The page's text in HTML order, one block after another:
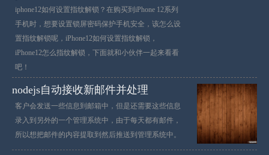
iphone12如何设置指纹解锁？在购买到iPhone 12系列
手机时，想要设置锁屏密码保护手机安全，该怎么设
置指纹解锁呢，iPhone12如何设置指纹解锁，
iPhone12怎么指纹解锁，下面就和小伙伴一起来看看
吧！
nodejs自动接收新邮件并处理
客户会发送一些信息到邮箱中，但是还需要这些信息
录入到另外的一个管理系统中，由于每天都有邮件，
所以想把邮件的内容提取到然后推送到管理系统中。